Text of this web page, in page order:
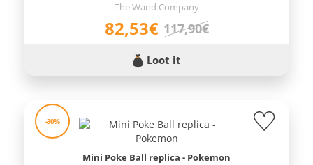
The Wand Company
82,53€ 117,90€
Loot it
-30%
Mini Poke Ball replica - Pokemon